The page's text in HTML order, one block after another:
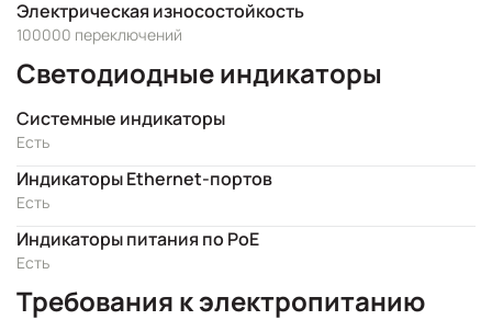
Электрическая износостойкость
100000 переключений
Светодиодные индикаторы
Системные индикаторы
Есть
Индикаторы Ethernet-портов
Есть
Индикаторы питания по PoE
Есть
Требования к электропитанию